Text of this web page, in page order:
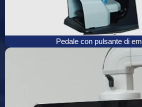
Pedale con pulsante di